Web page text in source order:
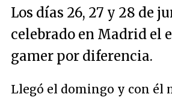
Los días 26, 27 y 28 de
celebrado en Madrid el
gamer por diferencia.
Llegó el domingo y con él